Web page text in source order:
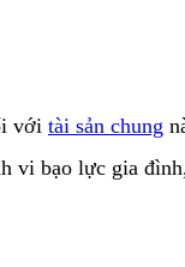
với tài sản chung
vi bạo lực gia